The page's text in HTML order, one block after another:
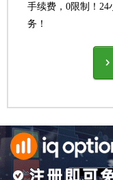
手续费，0限制！
务！